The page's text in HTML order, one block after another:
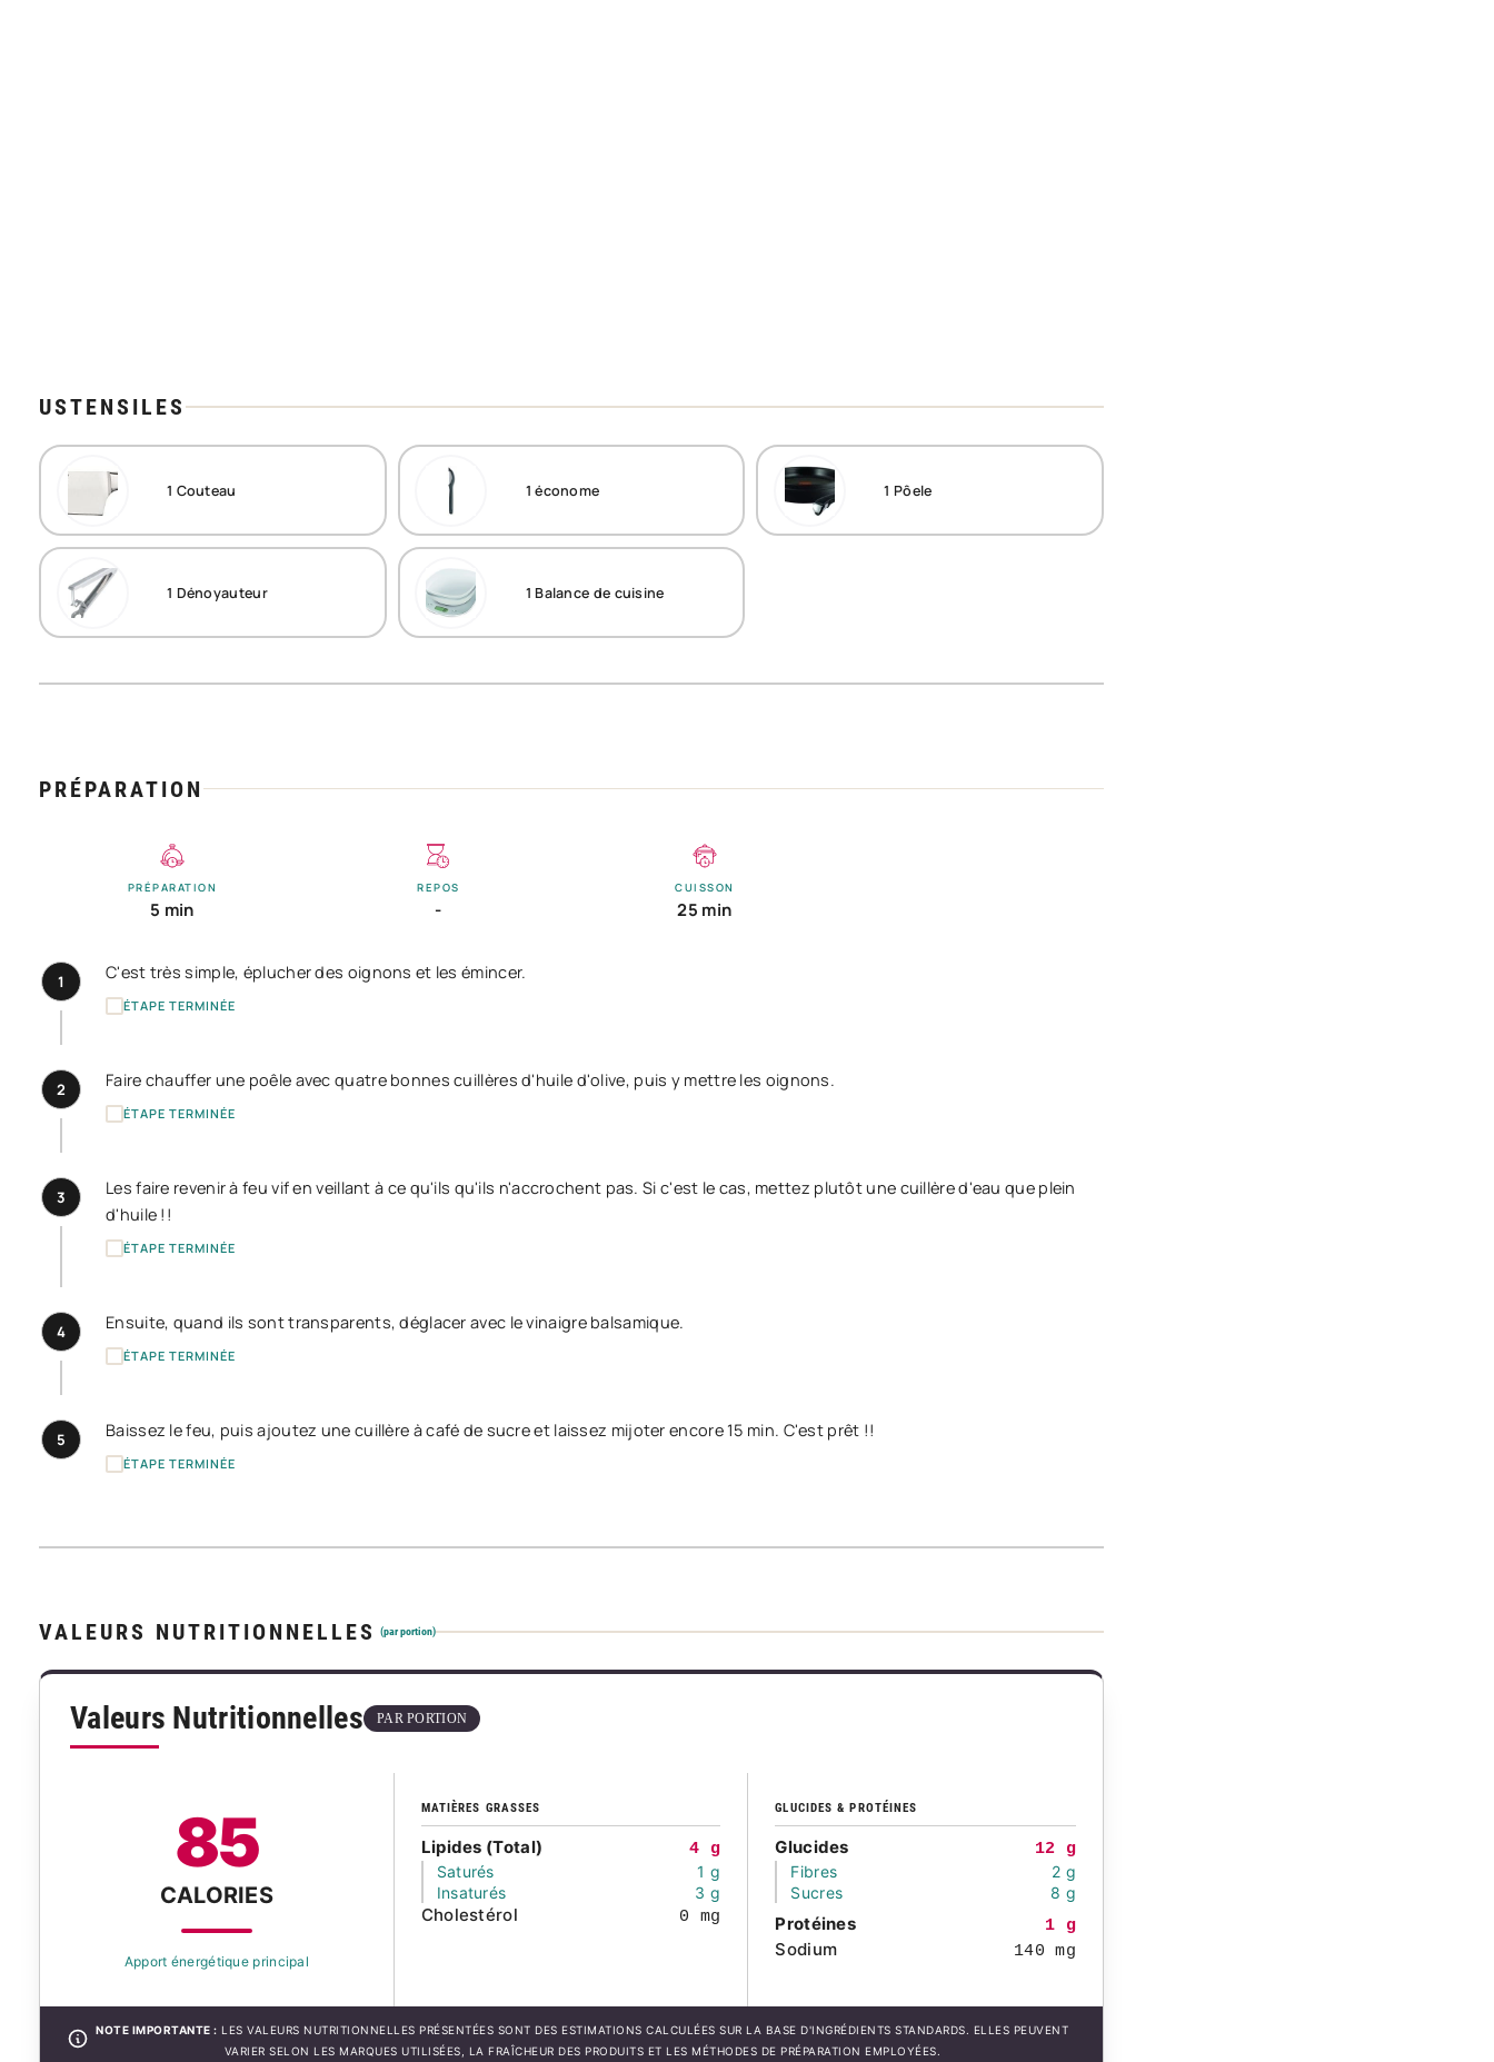
USTENSILES
1 Couteau 1 économe 1 Pôele
1 Dénoyauteur 1 Balance de cuisine
PRÉPARATION
PRÉPARATION
5 min
REPOS
-
CUISSON
25 min
1 C'est très simple, éplucher des oignons et les émincer.
ÉTAPE TERMINÉE
2 Faire chauffer une poêle avec quatre bonnes cuillères d'huile d'olive, puis y mettre les oignons.
ÉTAPE TERMINÉE
3
Les faire revenir à feu vif en veillant à ce qu'ils qu'ils n'accrochent pas. Si c'est le cas, mettez plutôt une cuillère d'eau que plein
d'huile !!
ÉTAPE TERMINÉE
4 Ensuite, quand ils sont transparents, déglacer avec le vinaigre balsamique.
ÉTAPE TERMINÉE
5 Baissez le feu, puis ajoutez une cuillère à café de sucre et laissez mijoter encore 15 min. C'est prêt !!
ÉTAPE TERMINÉE
VALEURS NUTRITIONNELLES (par portion)
Valeurs Nutritionnelles PAR PORTION
85
CALORIES
Apport énergétique principal
MATIÈRES GRASSES
Lipides (Total)
4 g
Saturés
1 g
Insaturés
3 g
Cholestérol 0 mg
GLUCIDES & PROTÉINES
Glucides
12 g
Fibres
2 g
Sucres
8 g
Protéines 1 g
Sodium 140 mg
NOTE IMPORTANTE : LES VALEURS NUTRITIONNELLES PRÉSENTÉES SONT DES ESTIMATIONS CALCULÉES SUR LA BASE D'INGRÉDIENTS STANDARDS. ELLES PEUVENT
VARIER SELON LES MARQUES UTILISÉES, LA FRAÎCHEUR DES PRODUITS ET LES MÉTHODES DE PRÉPARATION EMPLOYÉES.